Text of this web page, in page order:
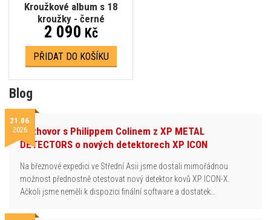
Kroužkové album s 18
kroužky - černé
2 090 Kč
PŘIDAT DO KOŠÍKU
Blog
21.06.
2026Rozhovor s Philippem Colinem z XP METAL
DETECTORS o nových detektorech XP ICON
Na březnové expedici ve Střední Asii jsme dostali mimořádnou
možnost přednostně otestovat nový detektor kovů XP ICON-X.
Ačkoli jsme neměli k dispozici finální software a dostatek…